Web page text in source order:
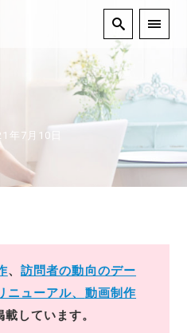
年7月10日
、 訪問者の動向のデー
ニューアル、 動画制作
しています。